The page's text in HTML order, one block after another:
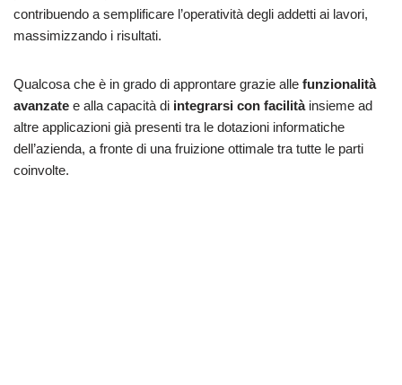
contribuendo a semplificare l’operatività degli addetti ai lavori,
massimizzando i risultati.
Qualcosa che è in grado di approntare grazie alle funzionalità
avanzate e alla capacità di integrarsi con facilitàinsieme ad
altre applicazioni già presenti tra le dotazioni informatiche
dell’azienda, a fronte di una fruizione ottimale tra tutte le parti
coinvolte.